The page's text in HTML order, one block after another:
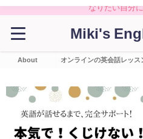
なりたい自分
Miki's
About オンラインの英会話レッス